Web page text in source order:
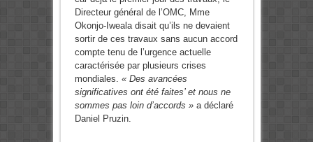
Directeur général de l’OMC, Mme
Okonjo-Iweala disait qu’ils ne devaient
sortir de ces travaux sans aucun accord
compte tenu de l’urgence actuelle
caractérisée par plusieurs crises
mondiales. « Des avancées
significatives ont été faites’ et nous ne
sommes pas loin d’accords » a déclaré
Daniel Pruzin.